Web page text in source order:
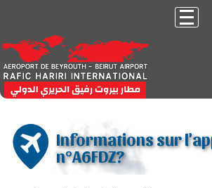
Informations sur
n°A6FDZ?